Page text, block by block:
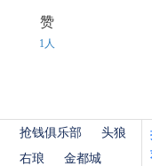
赞
1人
抢钱俱乐部
头狼
右琅 金都城